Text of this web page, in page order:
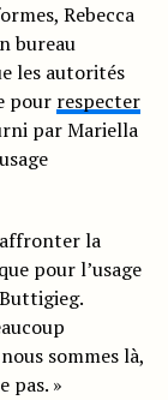
Rebecca
bureau
les autorités
pour respecter
par Mariella
la
pour l’usage
sommes là,
pas. »